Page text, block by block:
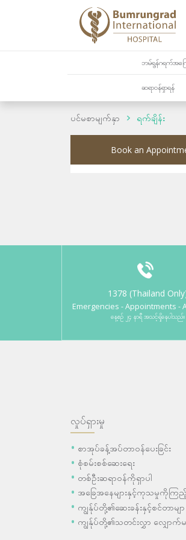
ဘမ်ရွန်ဂရက်အကြ
ဆရာဝန်ရှာရန်
ပင်မစာမျက်နှာ ရက်ချိန်း
Book an
1378 (Thailand
Emergencies - Appointments -
နေ့စဉ် ၂၄ နာရီ အသင့်ရှိနေပါသည်။
လှုပ်ရှားမှု
စာအုပ်ခန့်အပ်တာဝန်ပေးခြင်း
စုံစမ်းစစ်ဆေးရေး
တစ်ဦးဆရာဝန်ကိုရှာပါ
အခြေအနေများနှင့်ကုသမှုကိုကြည့်
ကျွန်ုပ်တို့၏ဆေးခန်းနှင့်စင်တာမျာ
ကျွန်ုပ်တို့၏သတင်းလွှာ လျှောက်